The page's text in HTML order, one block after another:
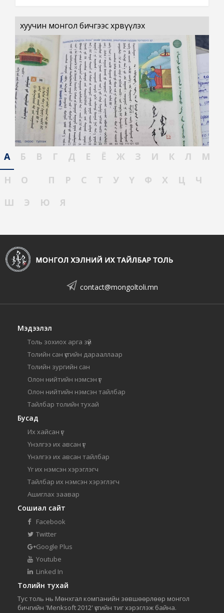
хуучин монгол бичгээс хөрвүүлэх
А Б В Г Д Е Ё Ж З И К Л
М
Н
О П Р С Т У Ү Ф Х Ц
Ч
Ш
Э Ю Я
contact@mongoltoli.mn
Мэдээлэл
Толь зохиох арга зүй
Толийн сан үсгийн дарааллаар
Толийн зургийн сан
Олон нийтийн нэмсэн үг
Олон нийтийн нэмсэн тайлбар
Тайлбар толийн тухай
Бусад
Их хайсан үг
Үнэлгээ их авсан үг
Үнэлгээ их авсан тайлбар
Үг их нэмсэн хэрэглэгч
Тайлбар их нэмсэн хэрэглэгч
Ашиглах заавар
Сошиал сайт
Facebook
Twitter
Google Plus
Youtube
Linked In
Толийн тухай
Тус толь нь Мөнхгал компанийн зөвшөөрлөөр монгол
бичгийн 'Menksoft 2012' үсгийн тиг хэрэглэж байна.